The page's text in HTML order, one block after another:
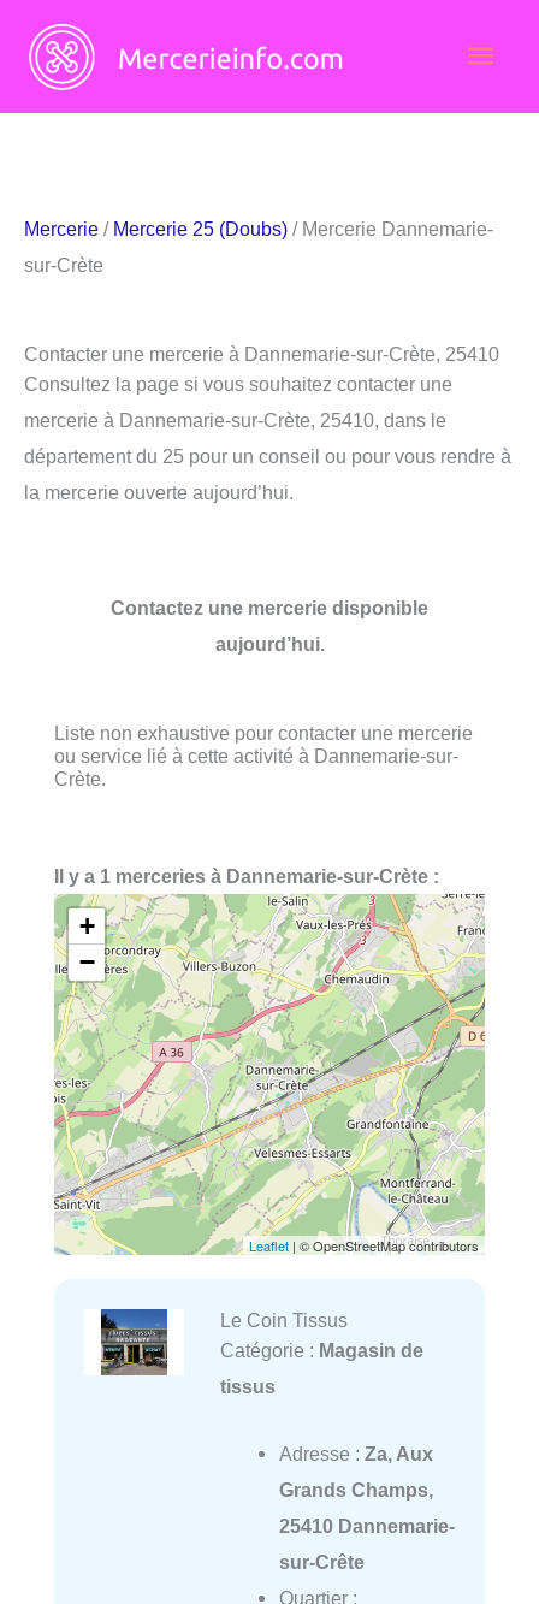
contenu
Mercerie / Mercerie 25 (Doubs) / Mercerie Dannemarie-
sur-Crète
Contacter une mercerie à Dannemarie-sur-Crète, 25410
Consultez la page si vous souhaitez contacter une
mercerie à Dannemarie-sur-Crète, 25410, dans le
département du 25 pour un conseil ou pour vous rendre à
la mercerie ouverte aujourd’hui.
Contactez une mercerie disponible
aujourd’hui.
Liste non exhaustive pour contacter une mercerie
ou service lié à cette activité à Dannemarie-sur-
Crète.
Il y a 1 merceries à Dannemarie-sur-Crète :
+
−
Leaflet | © OpenStreetMap contributors
Le Coin Tissus
Catégorie : Magasin de
tissus
Adresse : Za, Aux
Grands Champs,
25410 Dannemarie-
sur-Crête
Quartier :